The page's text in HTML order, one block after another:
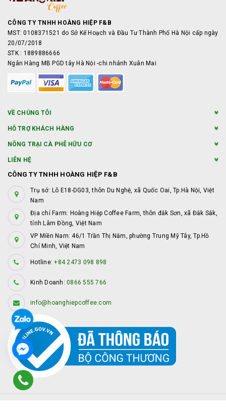
CÔNG TY TNHH HOÀNG HIỆP F&B
MST: 0108371521 do Sở Kế Hoạch và Đầu Tư Thành Phố Hà Nội cấp ngày
20/07/2018
STK : 1889886666
Ngân Hàng MB PGD tây Hà Nội -chi nhánh Xuân Mai
VỀ CHÚNG TÔI
HỖ TRỢ KHÁCH HÀNG
NÔNG TRẠI CÀ PHÊ HỮU CƠ
LIÊN HỆ
CÔNG TY TNHH HOÀNG HIỆP F&B
Trụ sở: Lô E18-DG03, thôn Du Nghệ, xã Quốc Oai, Tp.Hà Nội, Việt
Nam
Địa chỉ Farm: Hoàng Hiệp Coffee Farm, thôn đắk Sơn, xã Đắk Sắk,
tỉnh Lâm Đồng, Việt Nam
VP Miền Nam: 46/1 Trần Thị Năm, phường Trung Mỹ Tây, Tp.Hồ
Chí Minh, Việt Nam
Hotline:+84 2473 098 898
Kinh Doanh: 0866 555 766
info@hoanghiepcoffee.com